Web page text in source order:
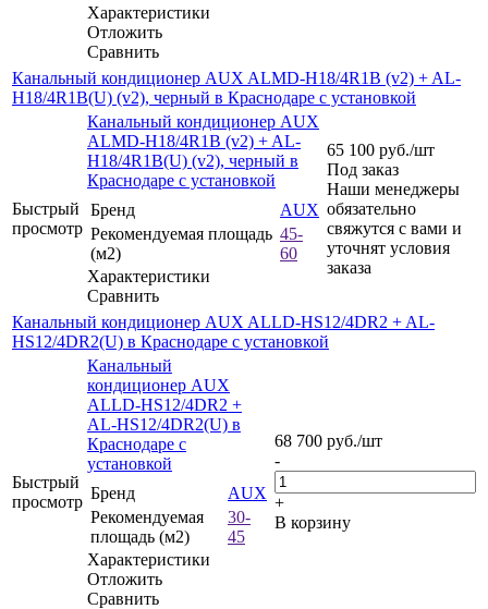
Характеристики
Отложить
Сравнить
Канальный кондиционер AUX ALMD-H18/4R1B (v2) + AL-
H18/4R1B(U) (v2), черный в Краснодаре с установкой
Быстрый
просмотр
Канальный кондиционер AUX
ALMD-H18/4R1B (v2) + AL-
H18/4R1B(U) (v2), черный в
Краснодаре с установкой
Бренд
AUX
Рекомендуемая площадь
(м2)
45-
60
Характеристики
Сравнить
65 100 руб./шт
Под заказ
Наши менеджеры
обязательно
свяжутся с вами и
уточнят условия
заказа
Канальный кондиционер AUX ALLD-HS12/4DR2 + AL-
HS12/4DR2(U) в Краснодаре с установкой
Быстрый
просмотр
Канальный
кондиционер AUX
ALLD-HS12/4DR2 +
AL-HS12/4DR2(U) в
Краснодаре с
установкой
Бренд
AUX
Рекомендуемая
площадь (м2)
30-
45
Характеристики
Отложить
Сравнить
68 700 руб./шт
-
+
В корзину